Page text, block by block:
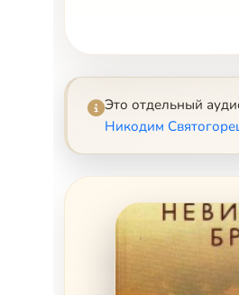
Это отдельный
Никодим